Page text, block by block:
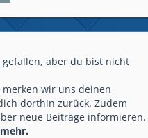
aber du bist nicht
wir uns deinen
dorthin zurück. Zudem
neue Beiträge informieren.